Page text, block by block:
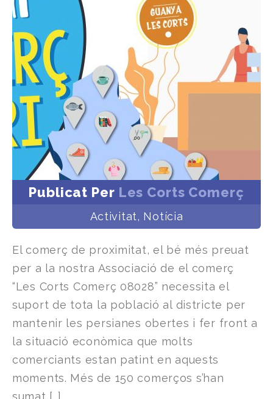
Publicat Per Les Corts Comerç
Activitat, Notícia
El comerç de proximitat, el bé més preuat
per a la nostra Associació de el comerç
“Les Corts Comerç 08028” necessita el
suport de tota la població al districte per
mantenir les persianes obertes i fer front a
la situació econòmica que molts
comerciants estan patint en aquests
moments. Més de 150 comerços s’han
sumat […]